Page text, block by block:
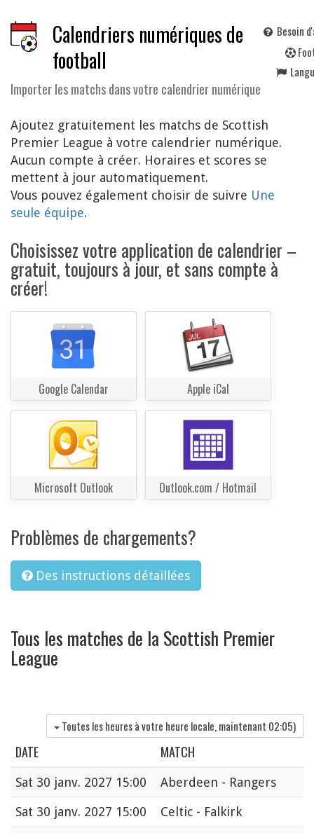
Calendriers numériques de
football
Importer les matchs dans votre calendrier numérique
Besoin
F
Ajoutez gratuitement les matchs de Scottish
Premier League à votre calendrier numérique.
Aucun compte à créer. Horaires et scores se
mettent à jour automatiquement.
Vous pouvez également choisir de suivre Une
seule équipe.
Choisissez votre application de calendrier –
gratuit, toujours à jour, et sans compte à
créer!
Google Calendar Apple iCal
Microsoft Outlook Outlook.com / Hotmail
Problèmes de chargements?
Des instructions détaillées
Tous les matches de la Scottish Premier
League
Toutes les heures à votre heure locale, maintenant 02:05)
DATE MATCH
Sat 30 janv. 2027 15:00
Aberdeen - Rangers
Sat 30 janv. 2027 15:00
Celtic - Falkirk